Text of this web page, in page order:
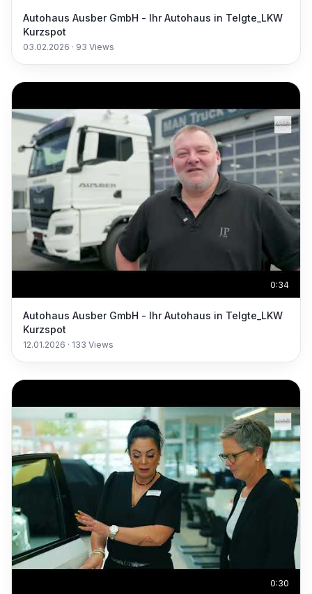
Autohaus Ausber GmbH - Ihr Autohaus in Telgte_LKW
Kurzspot
03.02.2026 · 93 Views
0:34
Autohaus Ausber GmbH - Ihr Autohaus in Telgte_LKW
Kurzspot
12.01.2026 · 133 Views
0:30